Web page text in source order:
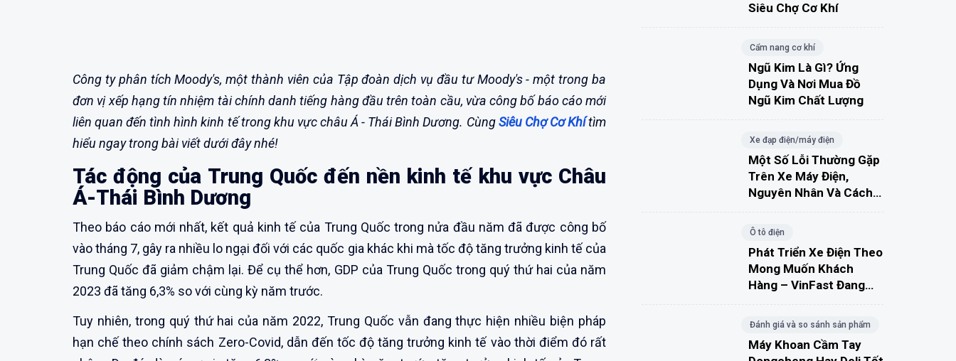
Công ty phân tích Moody's, một thành viên của Tập đoàn dịch vụ đầu tư Moody's - một trong ba
đơn vị xếp hạng tín nhiệm tài chính danh tiếng hàng đầu trên toàn cầu, vừa công bố báo cáo mới
liên quan đến tình hình kinh tế trong khu vực châu Á - Thái Bình Dương. CùngSiêu Chợ Cơ Khítìm
hiểu ngay trong bài viết dưới đây nhé!
Tác động của Trung Quốc đến nền kinh tế khu vực Châu
Á-Thái Bình Dương
Theo báo cáo mới nhất, kết quả kinh tế của Trung Quốc trong nửa đầu năm đã được công bố
vào tháng 7, gây ra nhiều lo ngại đối với các quốc gia khác khi mà tốc độ tăng trưởng kinh tế của
Trung Quốc đã giảm chậm lại. Để cụ thể hơn, GDP của Trung Quốc trong quý thứ hai của năm
2023 đã tăng 6,3% so với cùng kỳ năm trước.
Tuy nhiên, trong quý thứ hai của năm 2022, Trung Quốc vẫn đang thực hiện nhiều biện pháp
hạn chế theo chính sách Zero-Covid, dẫn đến tốc độ tăng trưởng kinh tế vào thời điểm đó rất
Siêu Chợ Cơ Khí
Cẩm nang cơ khí
Ngũ Kim Là Gì? Ứng
Dụng Và Nơi Mua Đồ
Ngũ Kim Chất Lượng
Xe đạp điện/máy điện
Một Số Lỗi Thường Gặp
Trên Xe Máy Điện,
Nguyên Nhân Và Cách
Ô tô điện
Phát Triển Xe Điện Theo
Mong Muốn Khách
Hàng – VinFast Đang
Đánh giá và so sánh sản phẩm
Máy Khoan Cầm Tay